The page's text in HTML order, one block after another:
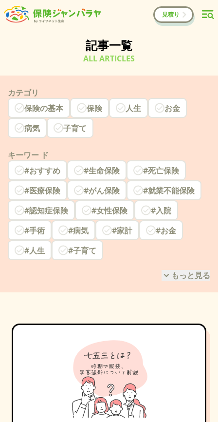
見積り
記事一覧
ALL ARTICLES
カテゴリ
保険の基本
保険 人生
お金
病気
子育て
キーワー ド
#おすすめ
#生命保険
#死亡保険
#医療保険
#がん保険
#就業不能保険
#認知症保険
#女性保険
#入院
#手術
#病気 #家計
#お金
#人生
#子育て
もっと見る